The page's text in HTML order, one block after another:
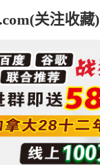
关注收藏)